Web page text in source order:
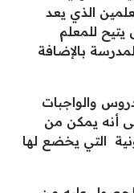
الذي يعد
يتيح للمعلم
بالإضافة
والواجبات
أنه يمكن من
التي يخضع لها